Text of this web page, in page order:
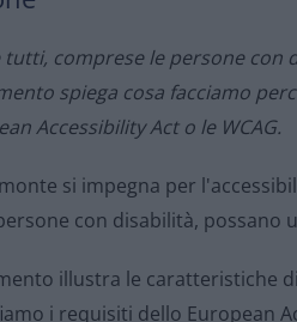
tutti, comprese le persone
spiega cosa facciamo
Accessibility Act o le WCAG.
si impegna per
con disabilità, possano
illustra le caratteristiche
i requisiti dello European